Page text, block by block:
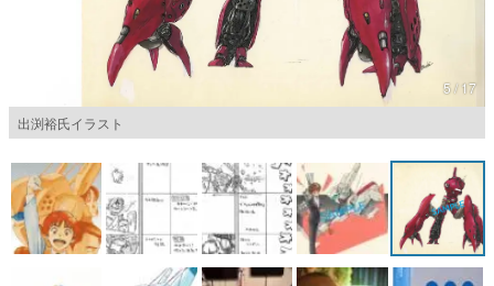
アプリレビュー
その他
電ファミニコゲーマーとは？
運営：株式会社マレ
5 / 17
出渕裕氏イラスト